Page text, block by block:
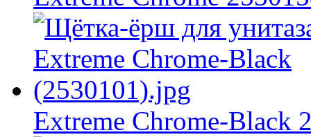
Extreme Chrome-Black